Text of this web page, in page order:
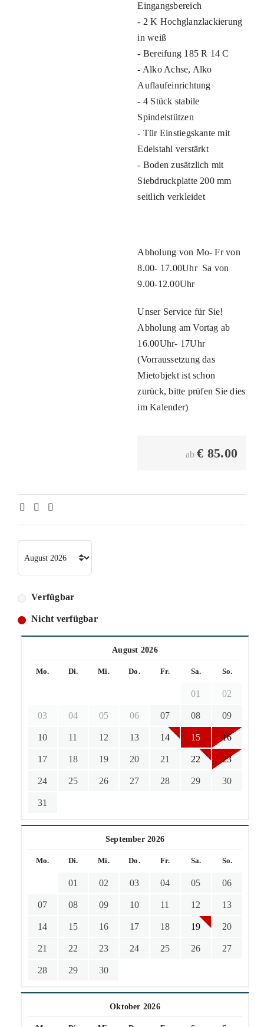
Eingangsbereich
- 2 K Hochglanzlackierung
in weiß
- Bereifung 185 R 14 C
- Alko Achse, Alko
Auflaufeinrichtung
- 4 Stück stabile
Spindelstützen
- Tür Einstiegskante mit
Edelstahl verstärkt
- Boden zusätzlich mit
Siebdruckplatte 200 mm
seitlich verkleidet
Abholung von Mo- Fr von
8.00- 17.00Uhr Sa von
9.00-12.00Uhr
Unser Service für Sie!
Abholung am Vortag ab
16.00Uhr- 17Uhr
(Vorraussetzung das
Mietobjekt ist schon
zurück, bitte prüfen Sie dies
im Kalender)
ab € 85.00
Verfügbar
Nicht verfügbar
August 2026
Mo. Di. Mi. Do. Fr. Sa. So.
01 02
03 04 05 06 07 08 09
10 11 12 13 14 15 16
17 18 19 20 21 22 23
24 25 26 27 28 29 30
31
September 2026
Mo. Di. Mi. Do. Fr. Sa. So.
01 02 03 04 05 06
07 08 09 10 11 12 13
14 15 16 17 18 19 20
21 22 23 24 25 26 27
28 29 30
Oktober 2026